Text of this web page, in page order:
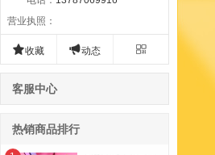
营业执照 ：
收藏 动态 
客服中心
热销商品排行